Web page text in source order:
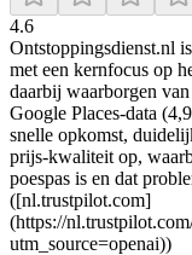
4.6
Ontstoppingsdienst.nl
met een kernfocus op
daarbij waarborgen
Google Places-data
snelle opkomst,
prijs-kwaliteit op,
poespas is en dat
([nl.trustpilot.com]
(https://
utm_source=openai))